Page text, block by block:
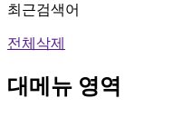
최근검색어
전체삭제
대메뉴 영역